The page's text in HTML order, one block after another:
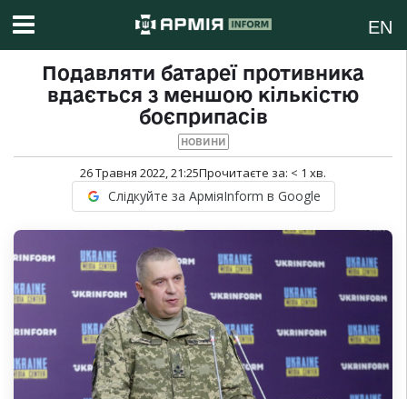
EN
Подавляти батареї противника
вдається з меншою кількістю
боєприпасів
НОВИНИ
26 Травня 2022, 21:25Прочитаєте за: < 1 хв.
Слідкуйте за АрміяInform в Google